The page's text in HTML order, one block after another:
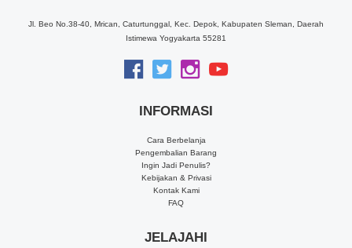
Jl. Beo No.38-40, Mrican, Caturtunggal, Kec. Depok, Kabupaten Sleman, Daerah
Istimewa Yogyakarta 55281
INFORMASI
Cara Berbelanja
Pengembalian Barang
Ingin Jadi Penulis?
Kebijakan & Privasi
Kontak Kami
FAQ
JELAJAHI